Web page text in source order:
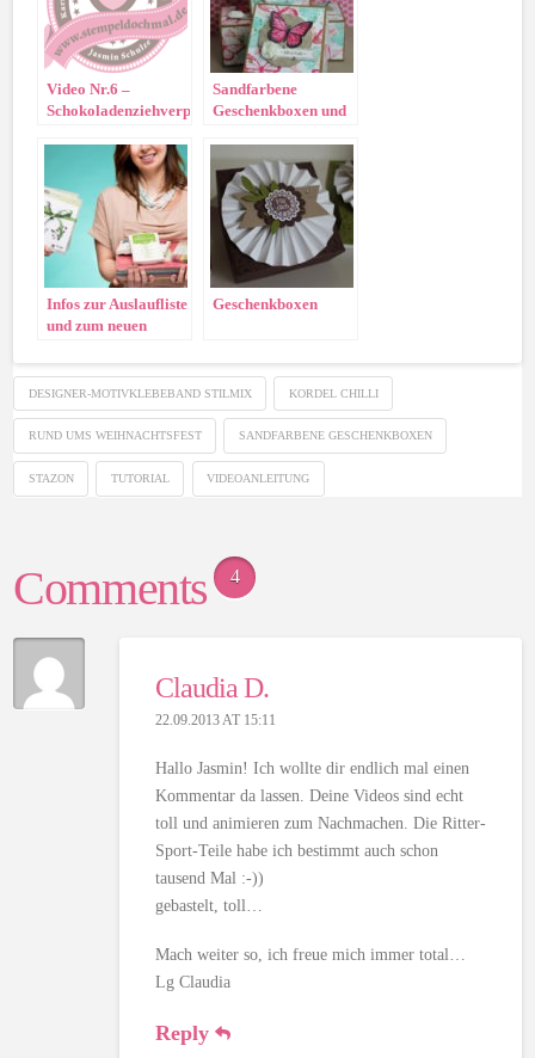
Video Nr.6 –
Schokoladenziehverpackung
Sandfarbene
Geschenkboxen und
Infos zur Auslaufliste
und zum neuen
Geschenkboxen
DESIGNER-MOTIVKLEBEBAND STILMIX KORDEL CHILLI
RUND UMS WEIHNACHTSFEST SANDFARBENE GESCHENKBOXEN
STAZON TUTORIAL VIDEOANLEITUNG
Comments 4
Claudia D.
22.09.2013 AT 15:11
Hallo Jasmin! Ich wollte dir endlich mal einen
Kommentar da lassen. Deine Videos sind echt
toll und animieren zum Nachmachen. Die Ritter-
Sport-Teile habe ich bestimmt auch schon
tausend Mal :-))
gebastelt, toll…
Mach weiter so, ich freue mich immer total…
Lg Claudia
Reply